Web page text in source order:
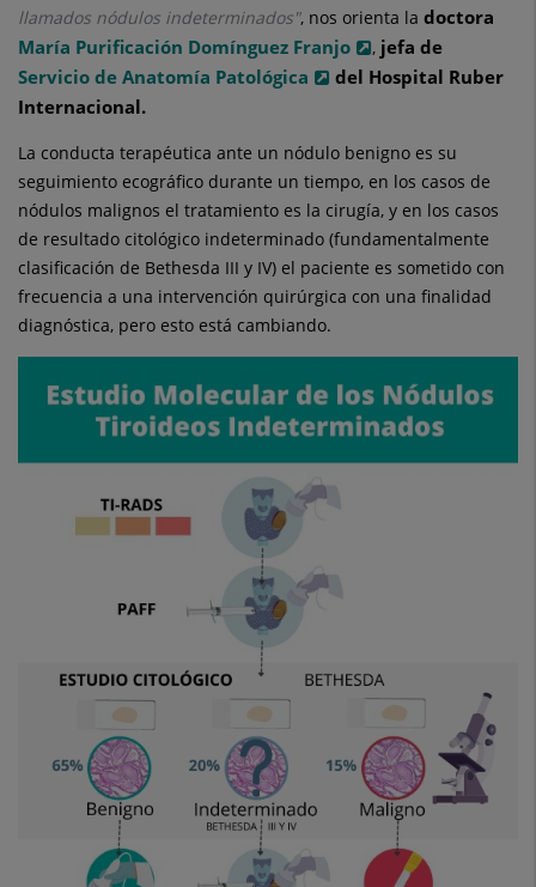
llamados nódulos indeterminados", nos orienta la doctora
María Purificación Domínguez Franjo
, jefa de
Servicio de Anatomía Patológica
del Hospital Ruber
Internacional.
La conducta terapéutica ante un nódulo benigno es su
seguimiento ecográfico durante un tiempo, en los casos de
nódulos malignos el tratamiento es la cirugía, y en los casos
de resultado citológico indeterminado (fundamentalmente
clasificación de Bethesda III y IV) el paciente es sometido con
frecuencia a una intervención quirúrgica con una finalidad
diagnóstica, pero esto está cambiando.